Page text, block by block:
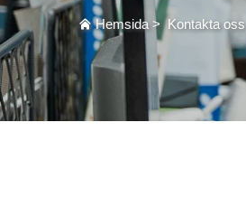
Hemsida>Kontakta oss